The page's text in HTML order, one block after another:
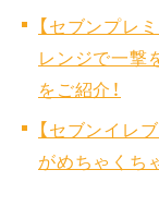
【セブンプレ
レンジで一撃
をご紹介！
【セブンイレ
がめちゃくち